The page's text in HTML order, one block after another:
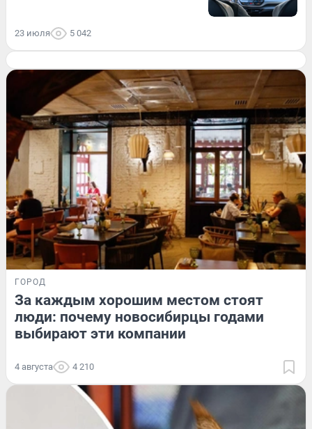
23 июля 5 042
ГОРОД
За каждым хорошим местом стоят
люди: почему новосибирцы годами
выбирают эти компании
4 августа 4 210